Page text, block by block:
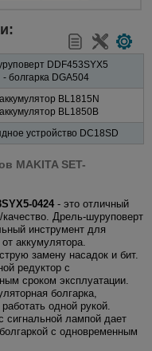
DDF453SYX5
- болгарка DGA504
BL1815N
BL1850B
устройство DC18SD
MAKITA SET-
0424 - это отличный
Дрель-шуруповерт
инструмент для
аккумулятора.
замену насадок и бит.
редуктор с
сроком эксплуатации.
болгарка,
одной рукой.
сигнальной лампой дает
с одновременным